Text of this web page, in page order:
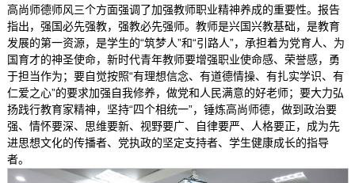
高尚师德师风三个方面强调了加强教师职业精神养成的重要性。报告
指出，强国必先强教，强教必先强师。教师是兴国兴教基础，是教育
发展的第一资源，是学生的“筑梦人”和“引路人”，承担着为党育人、为
国育才的神圣使命，新时代青年教师要增强职业使命感、荣誉感，勇
于担当作为；要自觉按照“有理想信念、有道德情操、有扎实学识、有
仁爱之心”的要求加强自我修养，做党和人民满意的好老师；要大力弘
扬践行教育家精神，坚持“四个相统一”，锤炼高尚师德，做到政治要
强、情怀要深、思维要新、视野要广、自律要严、人格要正，成为先
进思想文化的传播者、党执政的坚定支持者、学生健康成长的指导
者。